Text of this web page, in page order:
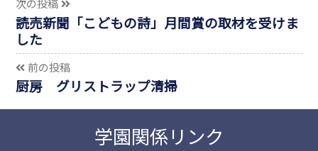
次の投稿
読売新聞「こどもの詩」月間賞の取材を受けま
した
前の投稿
厨房 グリストラップ清掃
学園関係リンク